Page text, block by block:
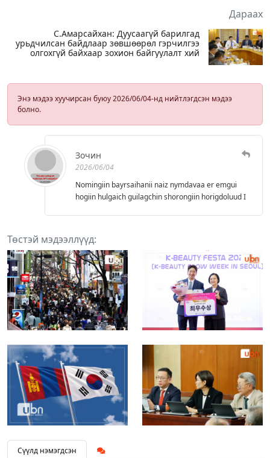
Дараах
С.Амарсайхан: Дуусаагүй барилгад
урьдчилсан байдлаар зөвшөөрөл гэрчилгээ
олгохгүй байхаар зохион байгуулалт хий
Энэ мэдээ хуучирсан буюу 2026/06/04-нд нийтлэгдсэн мэдээ
болно.
Зочин
2026/06/04
Nomingiin bayrsaihanii naiz nymdavaa er emgui
hogiin hulgaich guilagchin shorongiin horigdoluud I
Төстэй мэдээллүүд:
Сүүлд нэмэгдсэн